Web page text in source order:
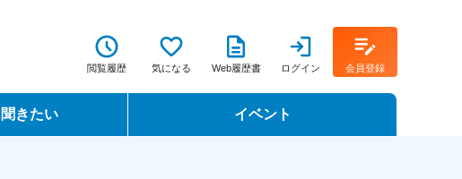
閲覧履歴 気になる Web履歴書 ログイン 会員登録
きたい イベント